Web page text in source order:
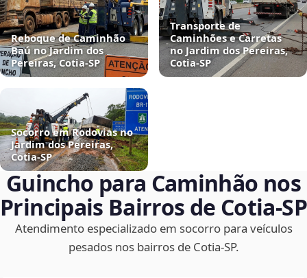
Reboque de Caminhão
Baú no Jardim dos
Pereiras, Cotia‑SP
Transporte de
Caminhões e Carretas
no Jardim dos Pereiras,
Cotia‑SP
Socorro em Rodovias no
Jardim dos Pereiras,
Cotia‑SP
Guincho para Caminhão nos
Principais Bairros de Cotia‑SP
Atendimento especializado em socorro para veículos
pesados nos bairros de Cotia‑SP.